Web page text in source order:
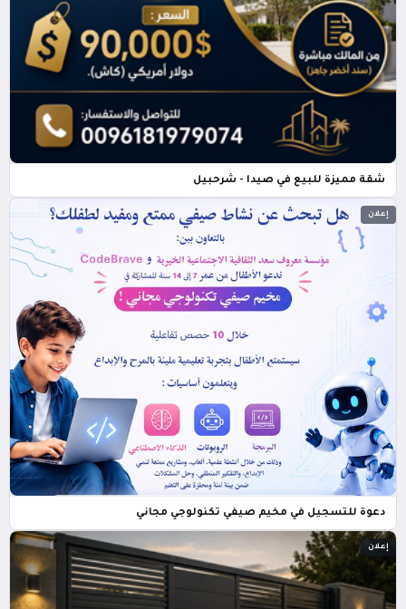
شقة مميزة للبيع في صيدا - شرحبيل
إعلان
دعوة للتسجيل في مخيم صيفي تكنولوجي مجاني
إعلان